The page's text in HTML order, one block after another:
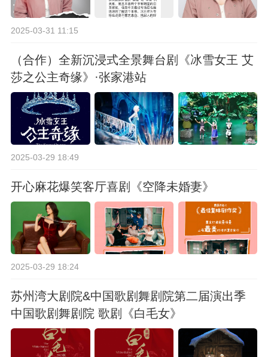
2025-03-31 11:15
（合作）全新沉浸式全景舞台剧《冰雪女王 艾
莎之公主奇缘》·张家港站
2025-03-29 18:49
开心麻花爆笑客厅喜剧《空降未婚妻》
2025-03-29 18:24
苏州湾大剧院&中国歌剧舞剧院第二届演出季
中国歌剧舞剧院 歌剧《白毛女》